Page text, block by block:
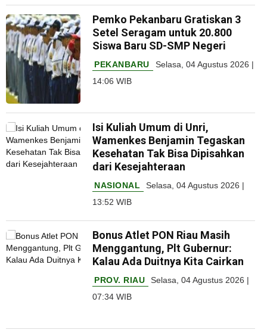
Pemko Pekanbaru Gratiskan 3
Setel Seragam untuk 20.800
Siswa Baru SD-SMP Negeri
PEKANBARU
Selasa, 04 Agustus 2026 |
14:06 WIB
Isi Kuliah Umum di Unri,
Wamenkes Benjamin Tegaskan
Kesehatan Tak Bisa Dipisahkan
dari Kesejahteraan
NASIONAL
Selasa, 04 Agustus 2026 |
13:52 WIB
Bonus Atlet PON Riau Masih
Menggantung, Plt Gubernur:
Kalau Ada Duitnya Kita Cairkan
PROV. RIAU
Selasa, 04 Agustus 2026 |
07:34 WIB